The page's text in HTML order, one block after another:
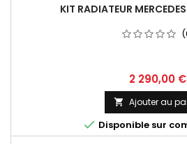
KIT RADIATEUR
Prix
2 290,00 €
 Ajouter au
 Disponible sur